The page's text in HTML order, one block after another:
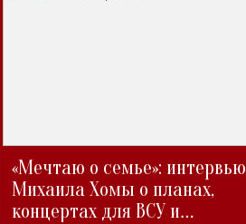
«Мечтаю о семье»: интервью
Михаила Хомы о планах,
концертах для ВСУ и